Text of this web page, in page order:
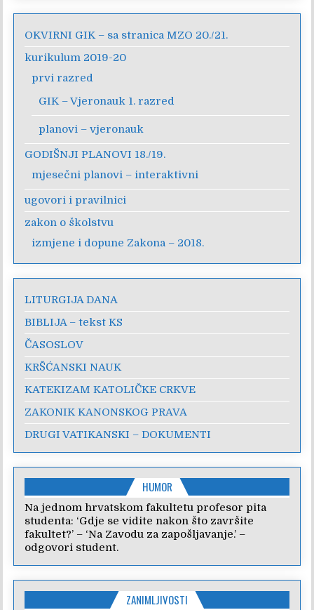
OKVIRNI GIK – sa stranica MZO 20./21.
kurikulum 2019-20
prvi razred
GIK – Vjeronauk 1. razred
planovi – vjeronauk
GODIŠNJI PLANOVI 18./19.
mjesečni planovi – interaktivni
ugovori i pravilnici
zakon o školstvu
izmjene i dopune Zakona – 2018.
LITURGIJA DANA
BIBLIJA – tekst KS
ČASOSLOV
KRŠĆANSKI NAUK
KATEKIZAM KATOLIČKE CRKVE
ZAKONIK KANONSKOG PRAVA
DRUGI VATIKANSKI – DOKUMENTI
HUMOR
Na jednom hrvatskom fakultetu profesor pita
studenta: ‘Gdje se vidite nakon što završite
fakultet?’ – ‘Na Zavodu za zapošljavanje.’ –
odgovori student.
ZANIMLJIVOSTI